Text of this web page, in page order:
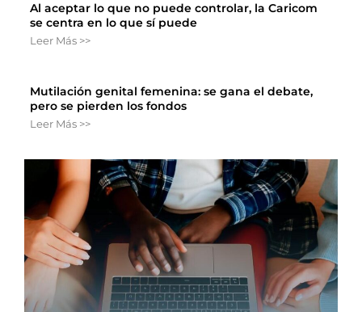
Al aceptar lo que no puede controlar, la Caricom
se centra en lo que sí puede
Leer Más >>
Mutilación genital femenina: se gana el debate,
pero se pierden los fondos
Leer Más >>